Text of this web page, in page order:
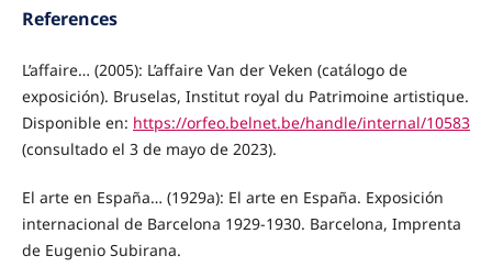
References
L’affaire… (2005): L’affaire Van der Veken (catálogo de
exposición). Bruselas, Institut royal du Patrimoine artistique.
Disponible en: https://orfeo.belnet.be/handle/internal/10583
(consultado el 3 de mayo de 2023).
El arte en España… (1929a): El arte en España. Exposición
internacional de Barcelona 1929-1930. Barcelona, Imprenta
de Eugenio Subirana.